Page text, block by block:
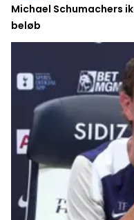
Michael Schumachers
beløb